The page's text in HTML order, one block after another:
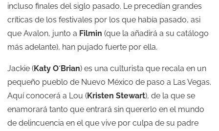
incluso finales del siglo pasado. Le precedían grandes
críticas de los festivales por los que había pasado, asi
que Avalon, junto a Filmin (que la añadirá a su catálogo
más adelante), han pujado fuerte por ella.
Jackie (Katy O´Brian) es una culturista que recala en un
pequeño pueblo de Nuevo México de paso a Las Vegas.
Aquí conocerá a Lou (Kristen Stewart), de la que se
enamorará tanto que entrará sin quererlo en el mundo
de delincuencia en el que vive por culpa de su padre